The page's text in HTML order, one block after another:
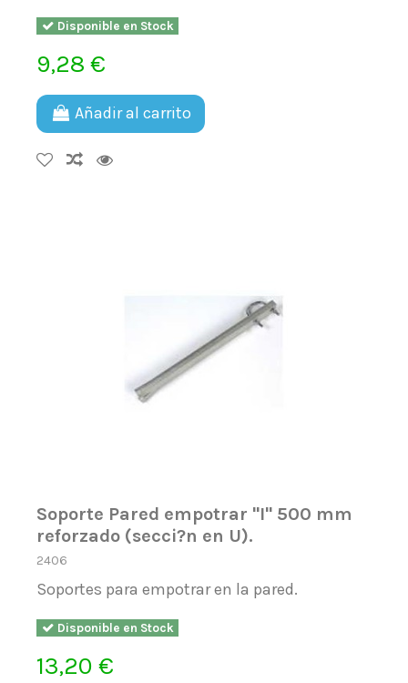
Disponible en Stock
9,28 €
Añadir al carrito
Soporte Pared empotrar ''I'' 500 mm
reforzado (secci?n en U).
2406
Soportes para empotrar en la pared.
Disponible en Stock
13,20 €